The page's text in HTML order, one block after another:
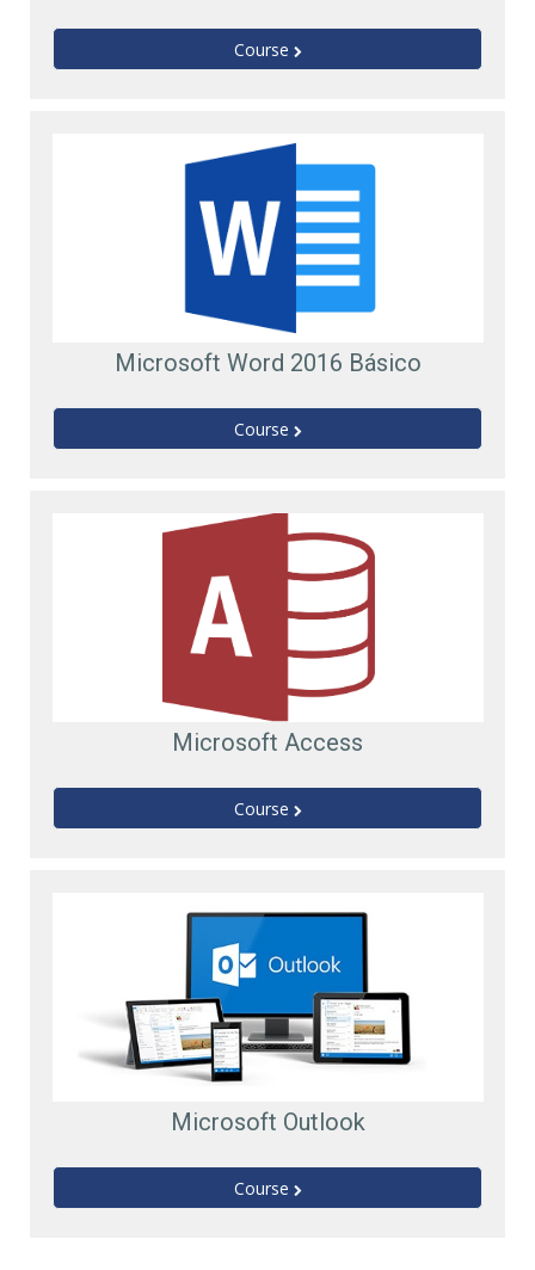
Course
Microsoft Word 2016 Básico
Course
Microsoft Access
Course
Microsoft Outlook
Course